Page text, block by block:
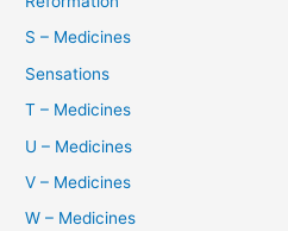
S – Medicines
Sensations
T – Medicines
U – Medicines
V – Medicines
W – Medicines